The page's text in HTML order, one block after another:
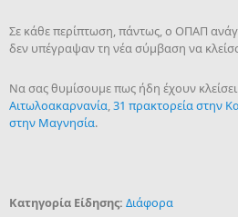
Σε κάθε περίπτωση, πάντως, ο ΟΠΑΠ
δεν υπέγραψαν τη νέα σύμβαση να
Να σας θυμίσουμε πως ήδη έχουν κλείσει
Αιτωλοακαρνανία,31 πρακτορεία στην
στην Μαγνησία.
Κατηγορία Είδησης: Διάφορα